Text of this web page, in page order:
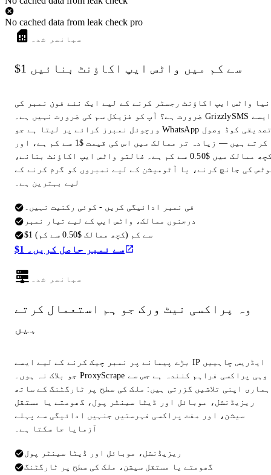
No cached data from leak check pro
سپانسر شدہ
$1 سے کم میں واٹس ایپ اکاؤنٹ بنائیں
نیا واٹس ایپ اکاؤنٹ رجسٹر کرنے کے لیے ایک نئے فون نمبر کی
ضرورت ہے؟ آپ کو فزیکل سم کی ضرورت نہیں ہے۔ GrizzlySMS ایسے
ورچوئل نمبرز کرائے پر لیتا ہے جو WhatsApp تصدیقی کوڈ وصول
کرتے ہیں — زیادہ تر ممالک میں اس کی قیمت $1 سے کم ہے، اور
کچھ ممالک میں $0.50 سے کم ہے۔ فالتو واٹس ایپ اکاؤنٹ بنانے،
کی جانچ کرنے، یا آٹومیشن کے لیے نمبروں کو گرم کرنے کے
لیے بہترین ہے۔
فی نمبر ادائیگی کریں - کوئی رکنیت نہیں۔
درجنوں ممالک، واٹس ایپ کے لیے تیار نمبر
$1 سے کم (کچھ ممالک $0.50 سے کم)
$1 سے نمبر حاصل کریں۔
سپانسر شدہ
وہ پراکسی نیٹ ورک جو ہم استعمال کرتے
ہیں
بڑے پیمانے پر نمبر چیک کرنے کے لیے ایسے IP ایڈریس چاہییں
جو بلاک نہ ہوں۔ ProxyScrape وہی پراکسی فراہم کنندہ ہے جس سے
ہماری اپنی تلاشیں گزرتی ہیں: ملک کی سطح پر ٹارگٹنگ کے ساتھ
ریزیڈنشل، موبائل اور ڈیٹا سینٹر پول، گھومتے یا مستقل
سیشن، اور مفت پراکسی فہرستیں جنہیں ادائیگی سے پہلے
آزمایا جا سکتا ہے۔
ریزیڈنشل، موبائل اور ڈیٹا سینٹر پول
گھومتے یا مستقل سیشن، ملک کی سطح پر ٹارگٹنگ